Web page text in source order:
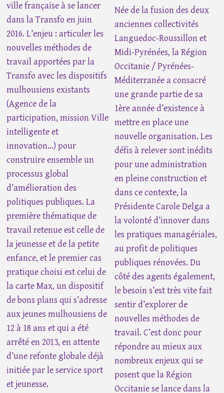
ville française à se lancer
dans la Transfo en juin
2016. L’enjeu : articuler les
nouvelles méthodes de
travail apportées par la
Transfo avec les dispositifs
mulhousiens existants
(Agence de la
participation, mission Ville
intelligente et
innovation…) pour
construire ensemble un
processus global
d’amélioration des
politiques publiques. La
première thématique de
travail retenue est celle de
la jeunesse et de la petite
enfance, et le premier cas
pratique choisi est celui de
la carte Max, un dispositif
de bons plans qui s’adresse
aux jeunes mulhousiens de
12 à 18 ans et qui a été
arrêté en 2013, en attente
d’une refonte globale déjà
initiée par le service sport
et jeunesse.
Née de la fusion des deux
anciennes collectivités
Languedoc-Roussillon et
Midi-Pyrénées, la Région
Occitanie / Pyrénées-
Méditerranée a consacré
une grande partie de sa
1ère année d’existence à
mettre en place une
nouvelle organisation. Les
défis à relever sont inédits
pour une administration
en pleine construction et
dans ce contexte, la
Présidente Carole Delga a
la volonté d’innover dans
les pratiques managériales,
au profit de politiques
publiques rénovées. Du
côté des agents également,
le besoin s’est très vite fait
sentir d’explorer de
nouvelles méthodes de
travail. C’est donc pour
répondre au mieux aux
nombreux enjeux qui se
posent que la Région
Occitanie se lance dans la